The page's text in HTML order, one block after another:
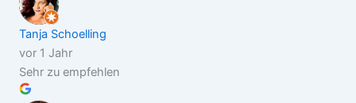
Tanja Schoelling
vor 1 Jahr
Sehr zu empfehlen